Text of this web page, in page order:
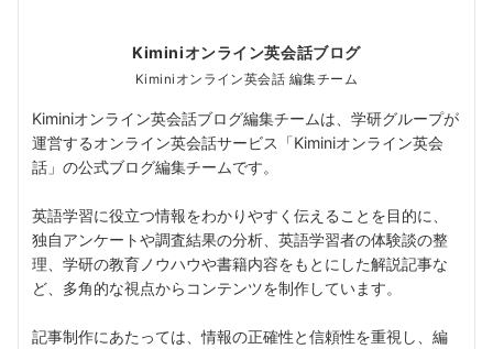
Kiminiオンライン英会話ブログ
Kiminiオンライン英会話 編集チーム
Kiminiオンライン英会話ブログ編集チームは、学研グループが
運営するオンライン英会話サービス「Kiminiオンライン英会
話」の公式ブログ編集チームです。
英語学習に役立つ情報をわかりやすく伝えることを目的に、
独自アンケートや調査結果の分析、英語学習者の体験談の整
理、学研の教育ノウハウや書籍内容をもとにした解説記事な
ど、多角的な視点からコンテンツを制作しています。
記事制作にあたっては、情報の正確性と信頼性を重視し、編